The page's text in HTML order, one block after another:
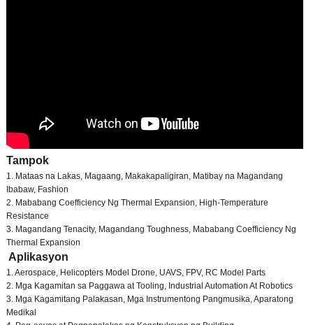
Tampok
1. Mataas na Lakas, Magaang, Makakapaligiran, Matibay na Magandang
Ibabaw, Fashion
2. Mababang Coefficiency Ng Thermal Expansion, High-Temperature
Resistance
3. Magandang Tenacity, Magandang Toughness, Mababang Coefficiency Ng
Thermal Expansion
Aplikasyon
1. Aerospace, Helicopters Model Drone, UAVS, FPV, RC Model Parts
2. Mga Kagamitan sa Paggawa at Tooling, Industrial Automation At Robotics
3. Mga Kagamitang Palakasan, Mga Instrumentong Pangmusika, Aparatong
Medikal